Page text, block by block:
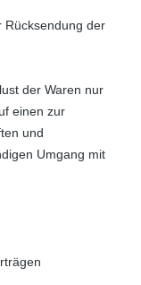
Rücksendung der
der Waren nur
einen zur
und
Umgang mit